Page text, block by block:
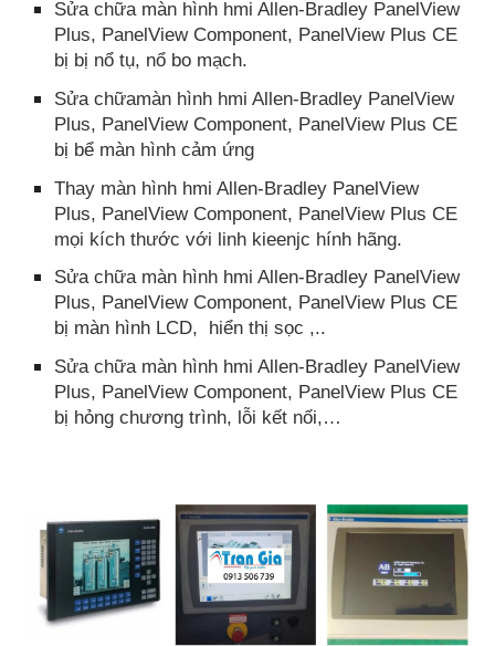
Sửa chữa màn hình hmi Allen-Bradley PanelView
Plus, PanelView Component, PanelView Plus CE
bị bị nổ tụ, nổ bo mạch.
Sửa chữamàn hình hmi Allen-Bradley PanelView
Plus, PanelView Component, PanelView Plus CE
bị bể màn hình cảm ứng
Thay màn hình hmi Allen-Bradley PanelView
Plus, PanelView Component, PanelView Plus CE
mọi kích thước với linh kieenjc hính hãng.
Sửa chữa màn hình hmi Allen-Bradley PanelView
Plus, PanelView Component, PanelView Plus CE
bị màn hình LCD, hiển thị sọc ,..
Sửa chữa màn hình hmi Allen-Bradley PanelView
Plus, PanelView Component, PanelView Plus CE
bị hỏng chương trình, lỗi kết nối,…